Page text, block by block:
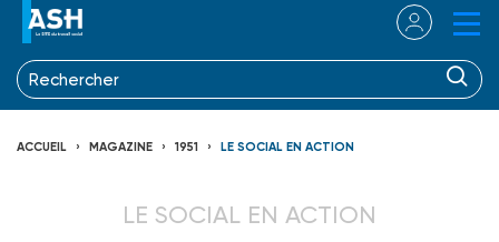
ACCUEIL MAGAZINE 1951 LE SOCIAL EN ACTION
LE SOCIAL EN ACTION